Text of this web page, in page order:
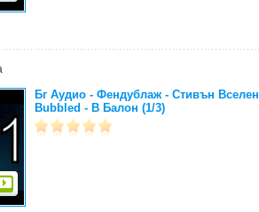
Бг Аудио - Фендублаж - Стивън
Bubbled - В Балон (1/3)